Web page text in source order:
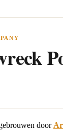
door